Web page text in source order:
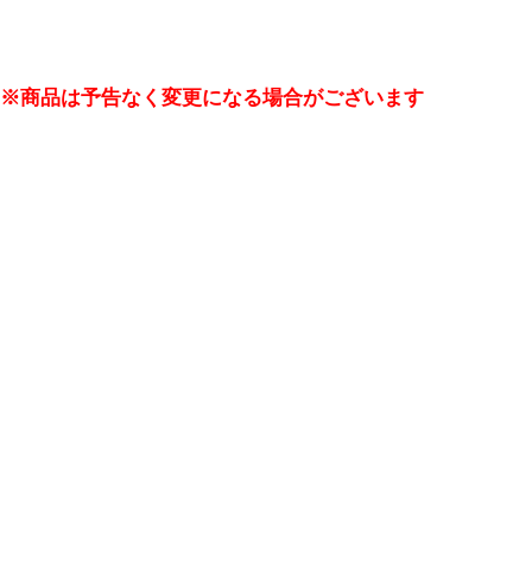
※商品は予告なく変更になる場合がございます